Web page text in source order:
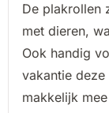
De plakrollen
met dieren,
Ook handig
vakantie
makkelijk